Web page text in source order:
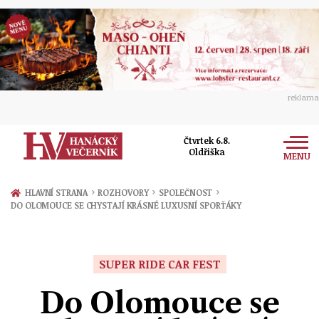
reklama
Čtvrtek 6.8.
Oldřiška
MENU
Zprávy
Ekonomika
Ženy
Sport
HLAVNÍ STRANA › ROZHOVORY › SPOLEČNOST ›
DO OLOMOUCE SE CHYSTAJÍ KRÁSNÉ LUXUSNÍ SPORŤÁKY
SUPER RIDE CAR FEST
Do Olomouce se